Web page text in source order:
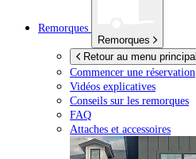
Remorques
Remorques
Retour au menu principal
Commencer une réservation
Vidéos explicatives
Conseils sur les remorques
FAQ
Attaches et accessoires